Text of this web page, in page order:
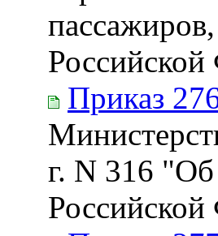
Российской
Приказ
г. N 316 "Об